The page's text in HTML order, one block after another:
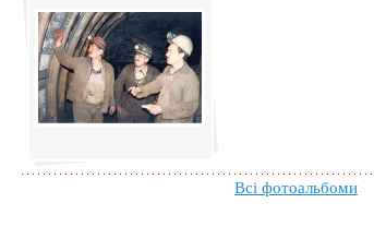
Всі фотоальбоми